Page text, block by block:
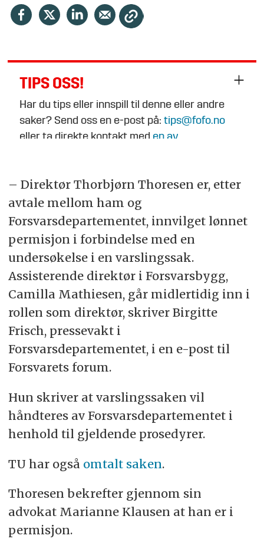
TIPS OSS!
Har du tips eller innspill til denne eller andre
saker? Send oss en e-post på:tips@fofo.no
eller ta direkte kontakt med en av
– Direktør Thorbjørn Thoresen er, etter
avtale mellom ham og
Forsvarsdepartementet, innvilget lønnet
permisjon i forbindelse med en
undersøkelse i en varslingssak.
Assisterende direktør i Forsvarsbygg,
Camilla Mathiesen, går midlertidig inn i
rollen som direktør, skriver Birgitte
Frisch, pressevakt i
Forsvarsdepartementet, i en e-post til
Forsvarets forum.
Hun skriver at varslingssaken vil
håndteres av Forsvarsdepartementet i
henhold til gjeldende prosedyrer.
TU har også omtalt saken.
Thoresen bekrefter gjennom sin
advokat Marianne Klausen at han er i
permisjon.